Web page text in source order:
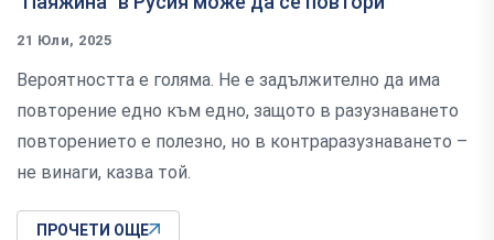
21 Юли, 2025
Вероятността е голяма. Не е задължително да има
повторение едно към едно, защото в разузнаването
повторението е полезно, но в контраразузнаването –
не винаги, казва той.
ПРОЧЕТИ ОЩЕ